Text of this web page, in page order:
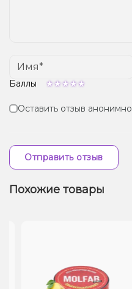
Баллы
Оставить отзыв анонимно
Отправить отзыв
Похожие товары